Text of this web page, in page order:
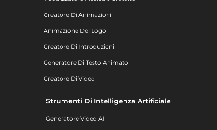
Creatore Di Animazioni
Animazione Del Logo
Creatore Di Introduzioni
Generatore Di Testo Animato
Creatore Di Video
Strumenti Di Intelligenza Artificiale
Generatore Video AI